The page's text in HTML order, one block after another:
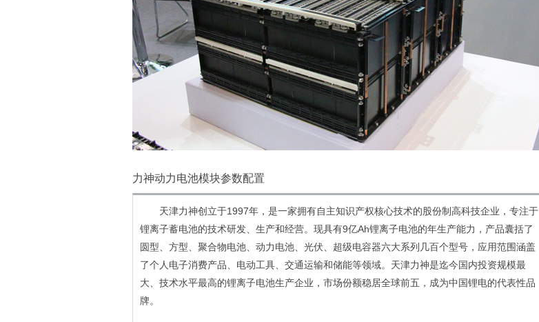
力神动力电池模块参数配置
天津力神创立于1997年，是一家拥有自主知识产权核心技术的股份制高科技企业，专注于
锂离子蓄电池的技术研发、生产和经营。现具有9亿Ah锂离子电池的年生产能力，产品囊括了
圆型、方型、聚合物电池、动力电池、光伏、超级电容器六大系列几百个型号，应用范围涵盖
了个人电子消费产品、电动工具、交通运输和储能等领域。天津力神是迄今国内投资规模最
大、技术水平最高的锂离子电池生产企业，市场份额稳居全球前五，成为中国锂电的代表性品
牌。